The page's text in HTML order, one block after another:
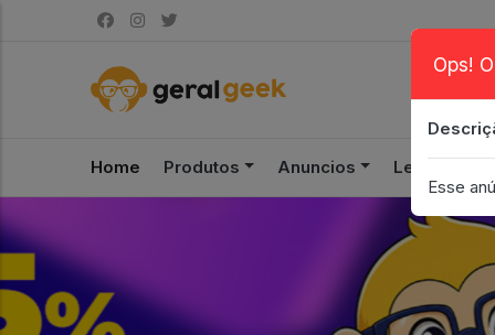
Home Produtos Anuncios Leilão
Ops!
Esse